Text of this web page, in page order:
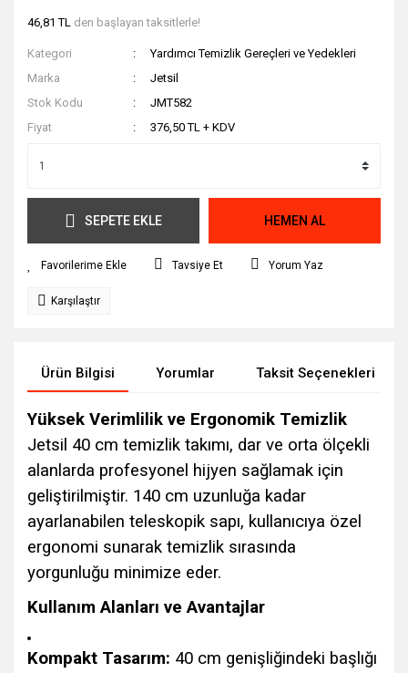
46,81 TL den başlayan taksitlerle!
Kategori
Yardımcı Temizlik Gereçleri ve Yedekleri
Marka
Jetsil
Stok Kodu
JMT582
Fiyat
376,50 TL + KDV
SEPETE EKLE HEMEN AL
Tavsiye Et Yorum Yaz
Karşılaştır
Ürün Bilgisi Yorumlar Taksit Seçenekleri
Yüksek Verimlilik ve Ergonomik Temizlik
Jetsil 40 cm temizlik takımı, dar ve orta ölçekli
alanlarda profesyonel hijyen sağlamak için
geliştirilmiştir. 140 cm uzunluğa kadar
ayarlanabilen teleskopik sapı, kullanıcıya özel
ergonomi sunarak temizlik sırasında
yorgunluğu minimize eder.
Kullanım Alanları ve Avantajlar
Kompakt Tasarım: 40 cm genişliğindeki başlığı